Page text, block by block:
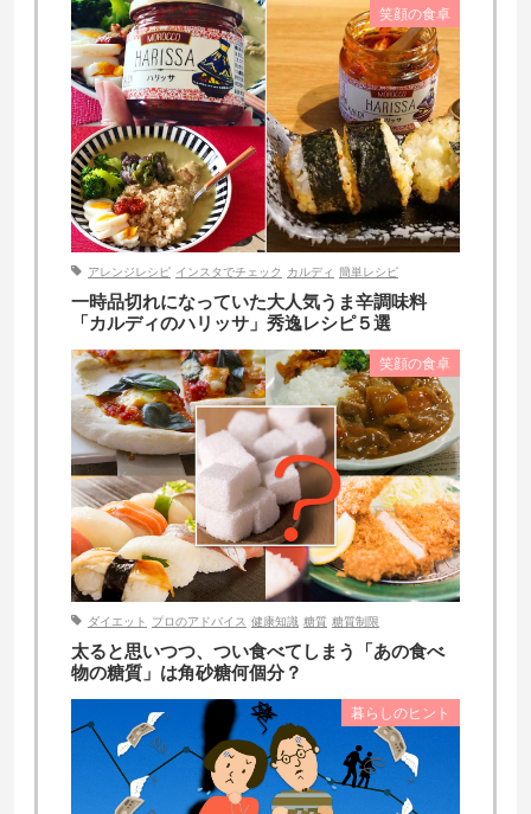
笑顔の食卓
アレンジレシピ インスタでチェック カルディ 簡単レシピ
一時品切れになっていた大人気うま辛調味料
「カルディのハリッサ」秀逸レシピ５選
笑顔の食卓
ダイエット プロのアドバイス 健康知識 糖質 糖質制限
太ると思いつつ、つい食べてしまう「あの食べ
物の糖質」は角砂糖何個分？
暮らしのヒント